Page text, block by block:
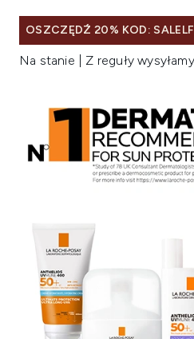
OSZCZĘDŹ 20% KOD: SALELF
Na stanie | Z reguły